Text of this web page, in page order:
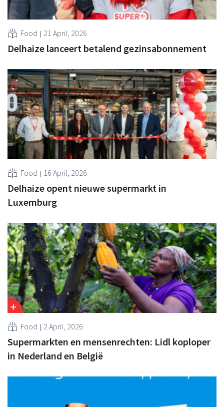
Food 21 April, 2026
Delhaize lanceert betalend gezinsabonnement
Food 16 April, 2026
Delhaize opent nieuwe supermarkt in
Luxemburg
Food 2 April, 2026
Supermarkten en mensenrechten: Lidl koploper
in Nederland en België